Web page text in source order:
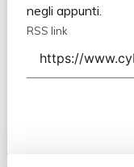
negli appunti.
RSS link